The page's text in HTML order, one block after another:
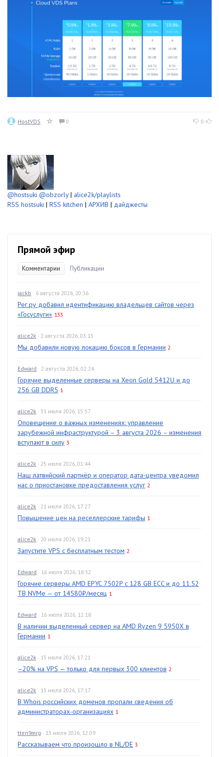
HostVDS 0 0
@hostsuki @obzorly| alice2k/playlists
RSS hostsuki | RSS kitchen | АРХИВ | дайджесты
Прямой эфир
Комментарии Публикации
jackb · 6 августа 2026, 20:36
Рег.ру добавил идентификацию владельцев сайтов через
«Госуслуги» 133
alice2k · 2 августа 2026, 03:13
Мы добавили новую локацию боксов в Германии 2
Edward · 2 августа 2026, 02:24
Горячие выделенные серверы на Xeon Gold 5412U и до
256 GB DDR5 1
alice2k · 31 июля 2026, 15:57
Оповещение о важных изменениях: управление
зарубежной инфраструктурой – 3 августа 2026 – изменения
вступают в силу 3
alice2k · 25 июля 2026, 01:44
Наш латвийский партнёр и оператор дата-центра уведомил
нас о приостановке предоставления услуг 2
alice2k · 21 июля 2026, 17:27
Повышение цен на реселлерские тарифы 1
alice2k · 20 июля 2026, 19:21
Запустите VPS с бесплатным тестом 2
Edward · 16 июля 2026, 18:32
Горячие серверы AMD EPYC 7502P с 128 GB ECC и до 11.52
TB NVMe — от 14580₽/месяц 1
Edward · 16 июля 2026, 12:18
В наличии выделенный сервер на AMD Ryzen 9 5950X в
Германии 1
alice2k · 15 июля 2026, 17:21
–20% на VPS — только для первых 300 клиентов 2
alice2k · 15 июля 2026, 17:17
В Whois российских доменов пропали сведения об
администраторах-организациях 1
tten9mrg · 13 июля 2026, 12:09
Рассказываем что произошло в NL/DE 3